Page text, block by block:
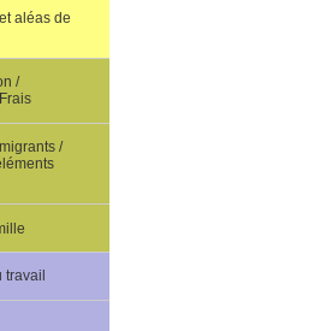
aléas de
/
/
travail